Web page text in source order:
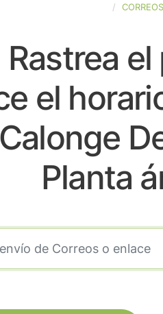
CORREOS
Rastrea
el
Calonge
Planta